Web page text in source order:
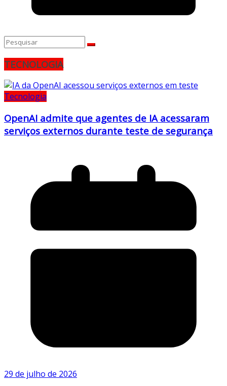
TECNOLOGIA
Tecnologia
OpenAI admite que agentes de IA acessaram
serviços externos durante teste de segurança
29 de julho de 2026